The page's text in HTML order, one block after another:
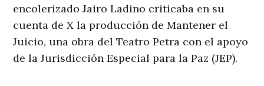
encolerizado Jairo Ladino criticaba en su
cuenta de X la producción de Mantener el
Juicio, una obra del Teatro Petra con el apoyo
de la Jurisdicción Especial para la Paz (JEP).